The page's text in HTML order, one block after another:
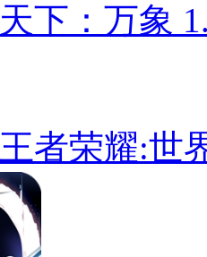
天下：万象
王者荣耀:世